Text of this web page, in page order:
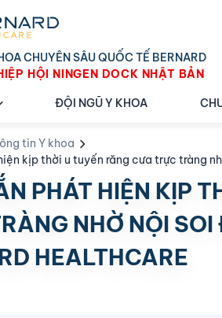
CHUYÊN SÂU QUỐC TẾ BERNARD
HỘI NINGEN DOCK NHẬT BẢN
ĐỘI NGŨ Y KHOA
tin Y khoa
kịp thời u tuyến răng cưa trực tràng
PHÁT HIỆN KỊP
NHỜ NỘI
HEALTHCARE